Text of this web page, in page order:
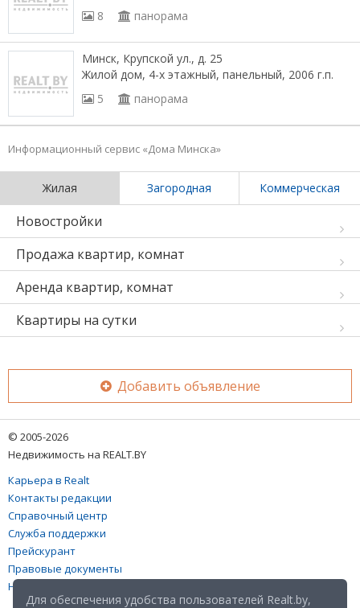
8
панорама
Минск, Крупской ул., д. 25
Жилой дом, 4-х этажный, панельный, 2006 г.п.
5
панорама
Информационный сервис «Дома Минска»
Жилая Загородная Коммерческая
Новостройки
Продажа квартир, комнат
Аренда квартир, комнат
Квартиры на сутки
Добавить объявление
© 2005-2026
Недвижимость на REALT.BY
Карьера в Realt
Контакты редакции
Справочный центр
Служба поддержки
Прейскурант
Правовые документы
Настройка файлов cookies
Для обеспечения удобства пользователей Realt.by,